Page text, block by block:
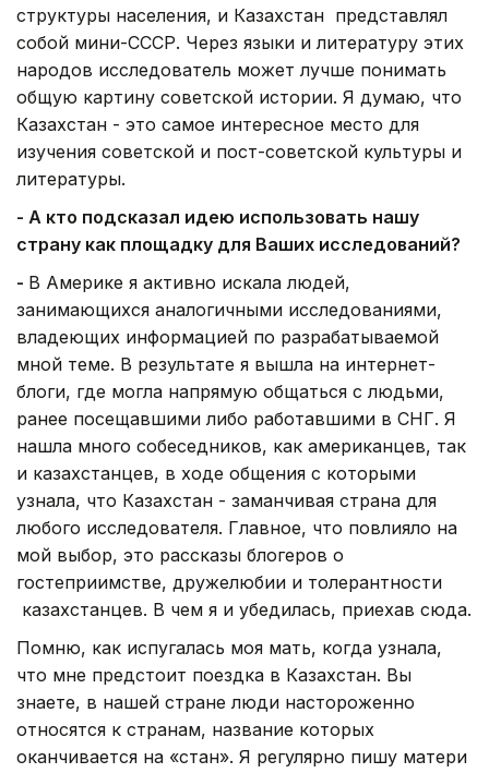
структуры населения, и Казахстан представлял
собой мини-СССР. Через языки и литературу этих
народов исследователь может лучше понимать
общую картину советской истории. Я думаю, что
Казахстан - это самое интересное место для
изучения советской и пост-советской культуры и
литературы.
- А кто подсказал идею использовать нашу
страну как площадку для Ваших исследований?
- В Америке я активно искала людей,
занимающихся аналогичными исследованиями,
владеющих информацией по разрабатываемой
мной теме. В результате я вышла на интернет-
блоги, где могла напрямую общаться с людьми,
ранее посещавшими либо работавшими в СНГ. Я
нашла много собеседников, как американцев, так
и казахстанцев, в ходе общения с которыми
узнала, что Казахстан - заманчивая страна для
любого исследователя. Главное, что повлияло на
мой выбор, это рассказы блогеров о
гостеприимстве, дружелюбии и толерантности
казахстанцев. В чем я и убедилась, приехав сюда.
Помню, как испугалась моя мать, когда узнала,
что мне предстоит поездка в Казахстан. Вы
знаете, в нашей стране люди настороженно
относятся к странам, название которых
оканчивается на «стан». Я регулярно пишу матери